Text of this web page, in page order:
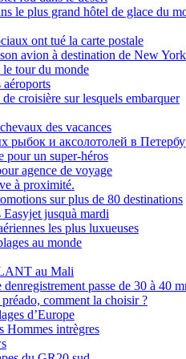
le plus grand hôtel de glace du
ont tué la carte postale
avion à destination de New York
tour du monde
croisière sur lesquels embarquer
des vacances
и аксолотолей в
pour un super-héros
agence de voyage
à proximité.
sur plus de 80 destinations
jusquà mardi
les plus luxueuses
au monde
au Mali
passe de 30 à 40
comment la choisir ?
d’Europe
Hommes intrègres